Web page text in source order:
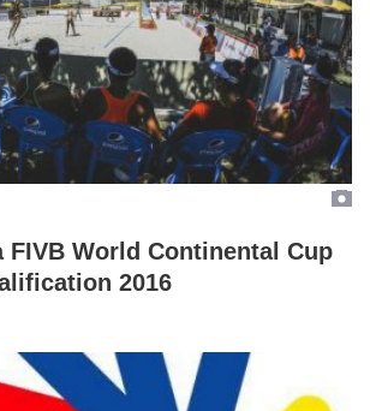
FIVB World Continental Cup
2016